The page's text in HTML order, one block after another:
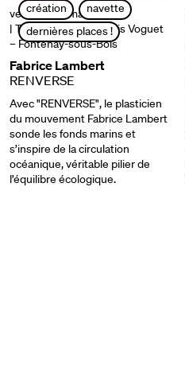
création
navette
dernières places !
vendredi 14 mars | 20h
| Théâtre Jean-François Voguet
– Fontenay-sous-Bois
Fabrice Lambert
RENVERSE
Avec "RENVERSE", le plasticien
du mouvement Fabrice Lambert
sonde les fonds marins et
s’inspire de la circulation
océanique, véritable pilier de
l’équilibre écologique.